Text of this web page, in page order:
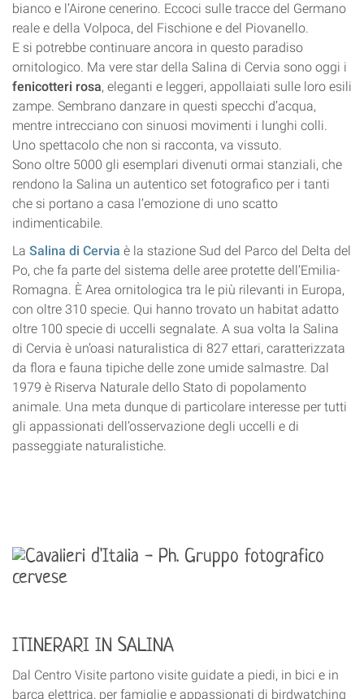
bianco e l’Airone cenerino. Eccoci sulle tracce del Germano
reale e della Volpoca, del Fischione e del Piovanello.
E si potrebbe continuare ancora in questo paradiso
ornitologico. Ma vere star della Salina di Cervia sono oggi i
fenicotteri rosa, eleganti e leggeri, appollaiati sulle loro esili
zampe. Sembrano danzare in questi specchi d’acqua,
mentre intrecciano con sinuosi movimenti i lunghi colli.
Uno spettacolo che non si racconta, va vissuto.
Sono oltre 5000 gli esemplari divenuti ormai stanziali, che
rendono la Salina un autentico set fotografico per i tanti
che si portano a casa l’emozione di uno scatto
indimenticabile.
La Salina di Cervia è la stazione Sud del Parco del Delta del
Po, che fa parte del sistema delle aree protette dell’Emilia-
Romagna. È Area ornitologica tra le più rilevanti in Europa,
con oltre 310 specie. Qui hanno trovato un habitat adatto
oltre 100 specie di uccelli segnalate. A sua volta la Salina
di Cervia è un’oasi naturalistica di 827 ettari, caratterizzata
da flora e fauna tipiche delle zone umide salmastre. Dal
1979 è Riserva Naturale dello Stato di popolamento
animale. Una meta dunque di particolare interesse per tutti
gli appassionati dell’osservazione degli uccelli e di
passeggiate naturalistiche.
ITINERARI IN SALINA
Dal Centro Visite partono visite guidate a piedi, in bici e in
barca elettrica, per famiglie e appassionati di birdwatching